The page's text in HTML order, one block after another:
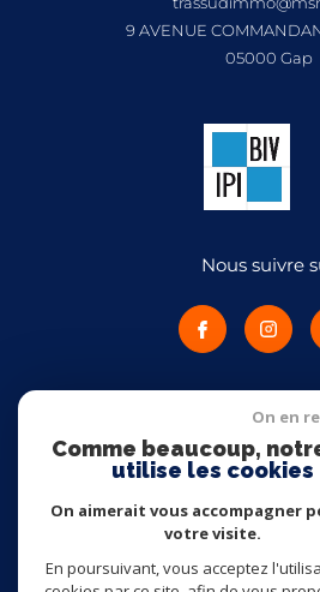
9 AVENUE
05000
gap
Nous suivre
Adhérents
On en
Comme beaucoup,
utilise les cookies
On aimerait vous accompagner
votre visite.
En poursuivant, vous acceptez